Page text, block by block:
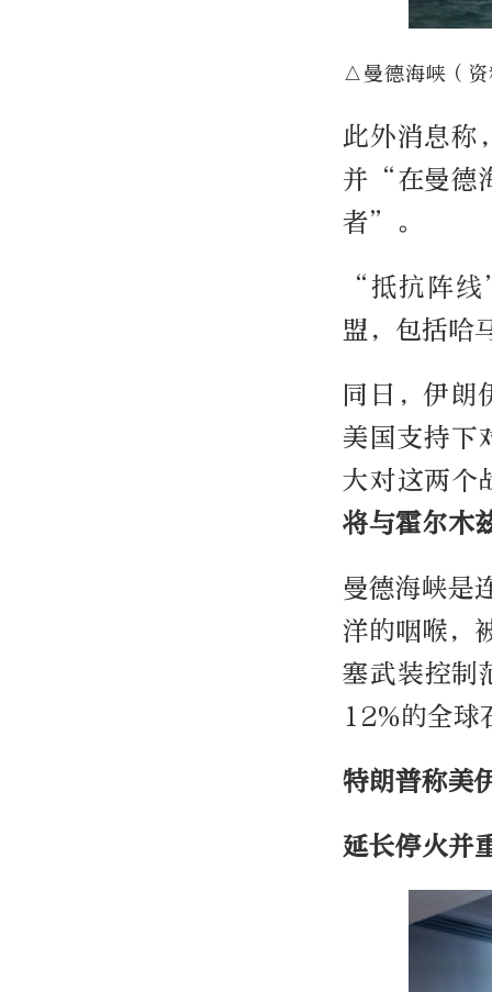
△曼德海峡（资
此外消息
并“在曼德
者”。
“抵抗阵
盟，包括哈
同日，伊
美国支持
大对这两
将与霍尔
曼德海峡是
洋的咽喉，
塞武装控制
12%的全球
特朗普称美
延长停火并